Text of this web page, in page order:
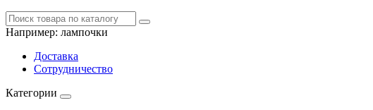
Например: лампочки
Доставка
Сотрудничество
Категории